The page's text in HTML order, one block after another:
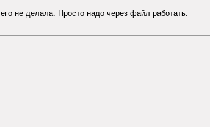
не делала. Просто надо через файл работать.